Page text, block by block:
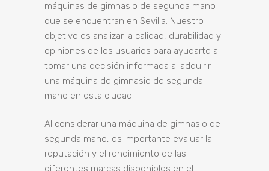
máquinas de gimnasio de segunda mano
que se encuentran en Sevilla. Nuestro
objetivo es analizar la calidad, durabilidad y
opiniones de los usuarios para ayudarte a
tomar una decisión informada al adquirir
una máquina de gimnasio de segunda
mano en esta ciudad.
Al considerar una máquina de gimnasio de
segunda mano, es importante evaluar la
reputación y el rendimiento de las